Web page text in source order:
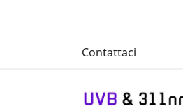
Contattaci